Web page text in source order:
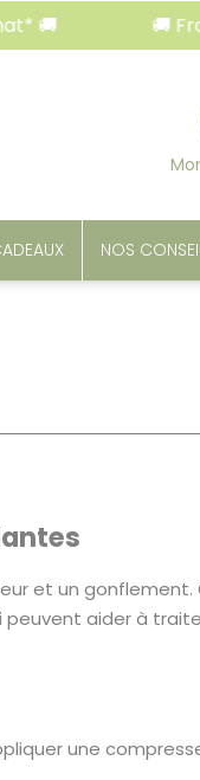
🚚 Frais
NOS
et un
aider à
une